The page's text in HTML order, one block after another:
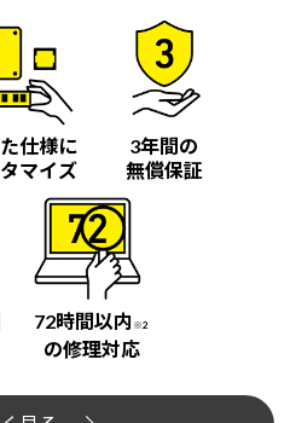
仕様に
マイズ
3年間の
無償保証
72時間以内 ※2
の修理対応